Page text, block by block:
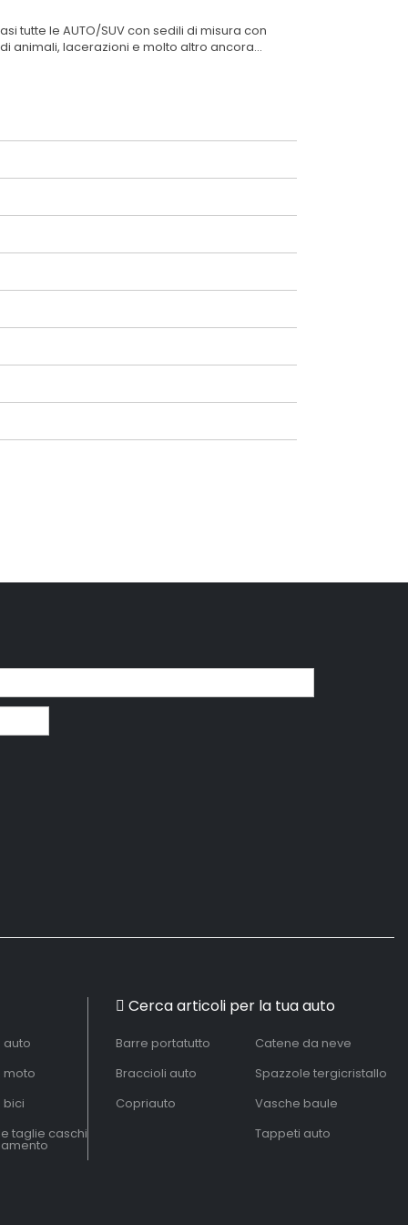
tutte le AUTO/SUV con sedili di misura con
animali, lacerazioni e molto altro ancora...
auto
moto
bici
taglie caschi
Cerca articoli per la tua auto
Barre portatutto
Braccioli auto
Copriauto
Catene da neve
Spazzole tergicristallo
Vasche baule
Tappeti auto